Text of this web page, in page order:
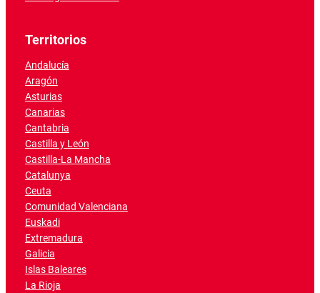
Territorios
Andalucía
Aragón
Asturias
Canarias
Cantabria
Castilla y León
Castilla-La Mancha
Catalunya
Ceuta
Comunidad Valenciana
Euskadi
Extremadura
Galicia
Islas Baleares
La Rioja